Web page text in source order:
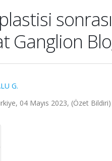
Ganglion
G.
04 Mayıs 2023, (Özet Bildiri)